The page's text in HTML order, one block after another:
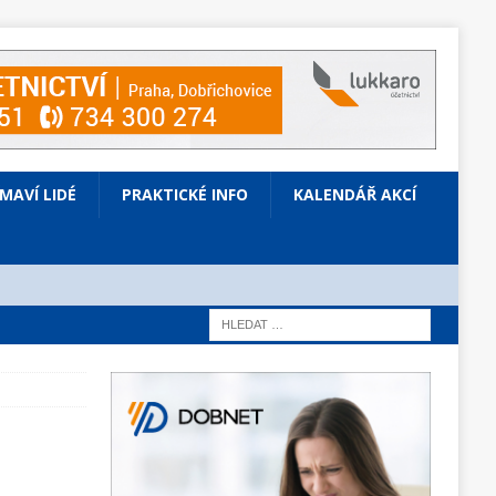
LIDÉ PRAKTICKÉ INFO KALENDÁŘ AKCÍ